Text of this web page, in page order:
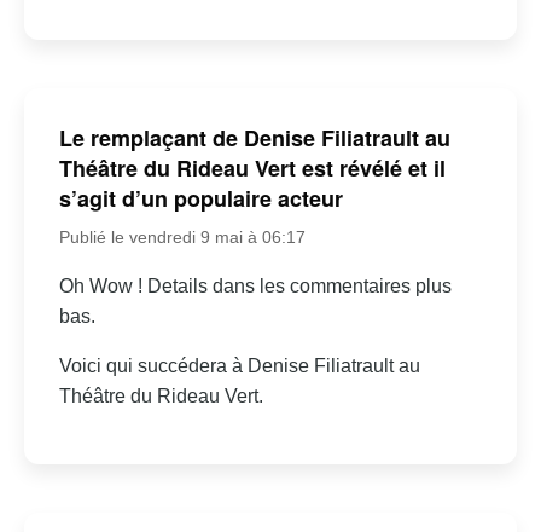
Le remplaçant de Denise Filiatrault au
Théâtre du Rideau Vert est révélé et il
s’agit d’un populaire acteur
Publié le vendredi 9 mai à 06:17
Oh Wow ! Details dans les commentaires plus
bas.
Voici qui succédera à Denise Filiatrault au
Théâtre du Rideau Vert.